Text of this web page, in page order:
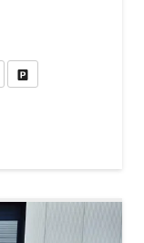
Sie an
PDF-Datei, Fahrzeugexposé